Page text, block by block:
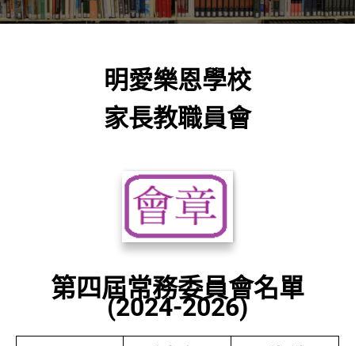
明愛樂恩學校
家長教職員會
第四屆常務委員會名單
(2024-2026)